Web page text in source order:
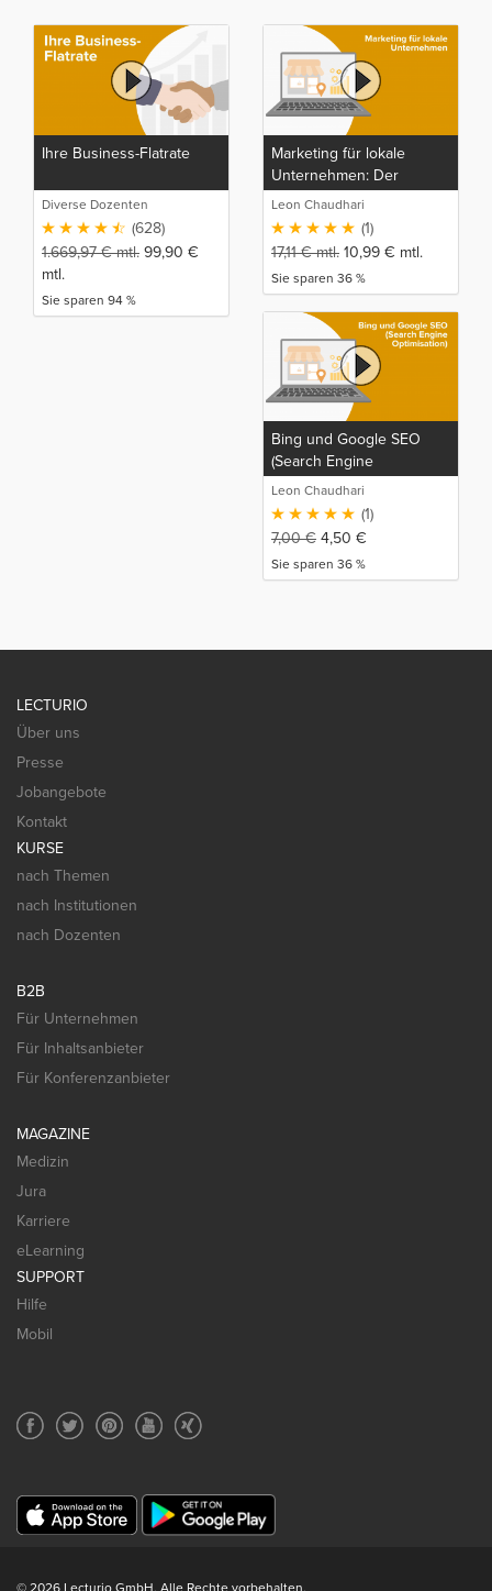
Ihre Business-Flatrate
Diverse Dozenten
(628)
1.669,97€mtl. 99,90 €
mtl.
Sie sparen 94 %
Marketing für lokale
Unternehmen: Der
Komplette Marketing,
SEO, SEA und
Kundenakquise Kurs
Leon Chaudhari
(1)
17,11€mtl. 10,99 € mtl.
Sie sparen 36 %
Bing und Google SEO
(Search Engine
Optimisation)
Leon Chaudhari
(1)
7,00€ 4,50 €
Sie sparen 36 %
LECTURIO
Über uns
Presse
Jobangebote
Kontakt
KURSE
nach Themen
nach Institutionen
nach Dozenten
B2B
Für Unternehmen
Für Inhaltsanbieter
Für Konferenzanbieter
MAGAZINE
Medizin
Jura
Karriere
eLearning
SUPPORT
Hilfe
Mobil
© 2026 Lecturio GmbH. Alle Rechte vorbehalten.